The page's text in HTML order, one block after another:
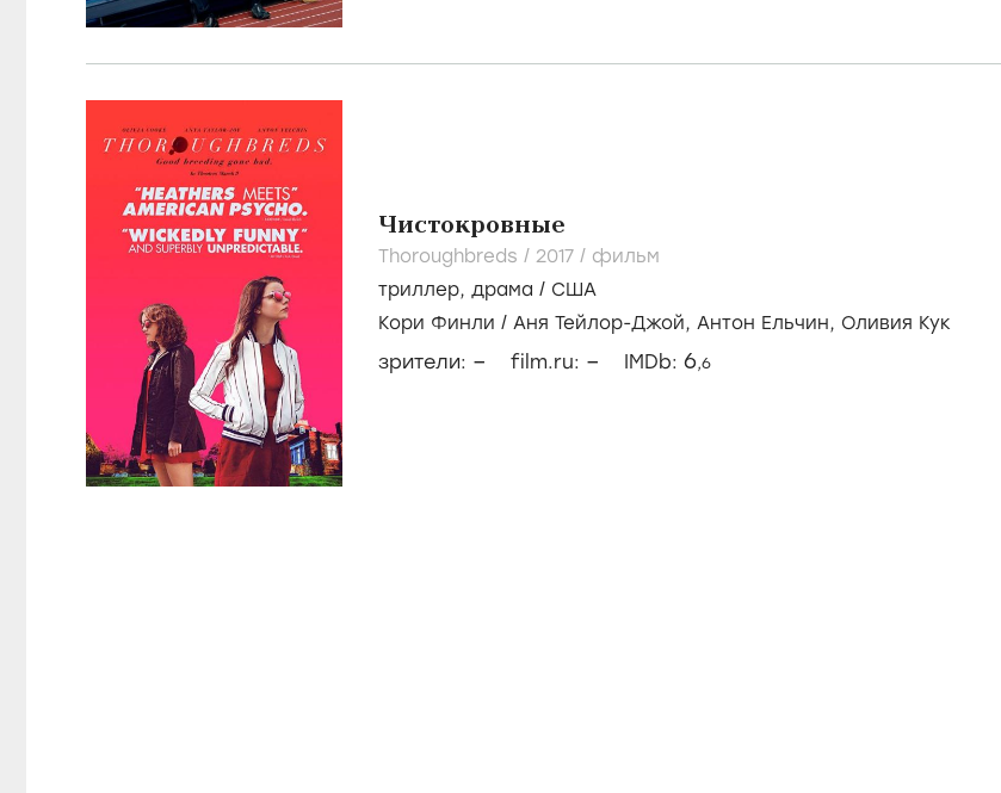
Чистокровные
Thoroughbreds / 2017 / фильм
триллер, драма / США
Кори Финли / Аня Тейлор-Джой, Антон Ельчин, Оливия Кук
зрители: – film.ru: – IMDb: 6,6